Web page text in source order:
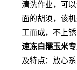
清洗作业，可
面的胡须，该
工而成，不上
速冻白糯玉米
及特点：放心